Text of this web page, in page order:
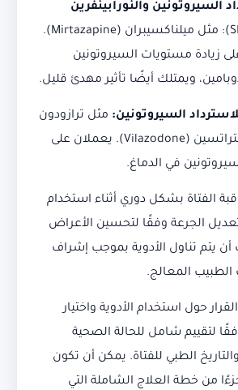
السيروتونين والنورأبينفرين
والدوبامين (SNDRIs): مثل ميلناكسيبران (Mirtazapine).
زيادة مستويات السيروتونين
ويمتلك أيضًا تأثير مهدئ قليل.
السيروتونين: مثل ترازودون
(Trazodone) وفيلتراتسين (Vilazodone). يعملان على
في الدماغ.
الفتاة بشكل دوري أثناء استخدام
الجرعة وفقًا لتحسين الأعراض
يتم تناول الأدوية بموجب إشراف
المعالج.
حول استخدام الأدوية واختيار
لتقييم شامل للحالة الصحية
الطبي للفتاة. يمكن أن تكون
من خطة العلاج الشاملة التي